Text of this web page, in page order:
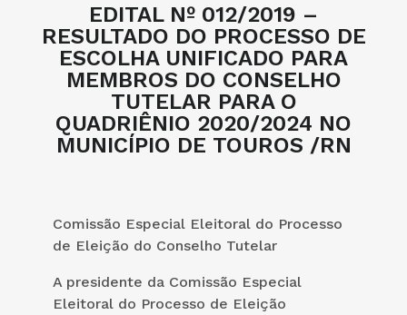
EDITAL Nº 012/2019 –
RESULTADO DO PROCESSO DE
ESCOLHA UNIFICADO PARA
MEMBROS DO CONSELHO
TUTELAR PARA O
QUADRIÊNIO 2020/2024 NO
MUNICÍPIO DE TOUROS /RN
Comissão Especial Eleitoral do Processo
de Eleição do Conselho Tutelar
A presidente da Comissão Especial
Eleitoral do Processo de Eleição